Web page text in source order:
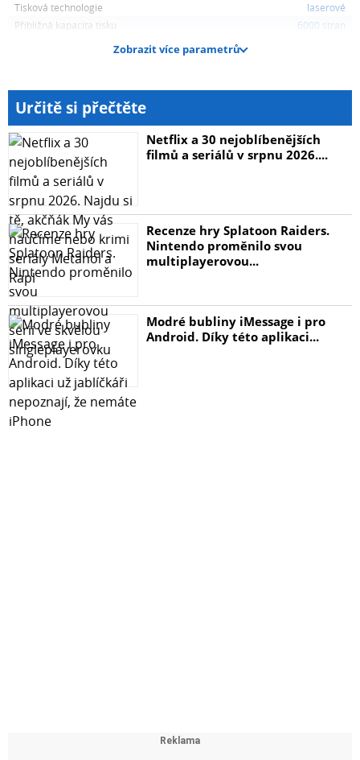
Tisková technologie
laserové
Přibližná kapacita tisku
6000 stran
Zobrazit více parametrů
Určitě si přečtěte
Netflix a 30 nejoblíbenějších
filmů a seriálů v srpnu 2026....
Recenze hry Splatoon Raiders.
Nintendo proměnilo svou
multiplayerovou...
Modré bubliny iMessage i pro
Android. Díky této aplikaci...